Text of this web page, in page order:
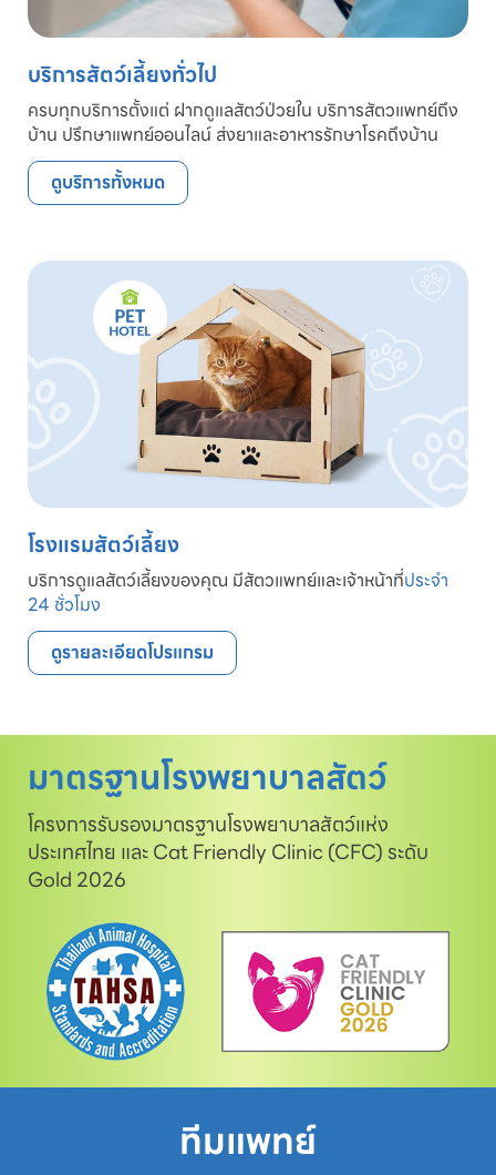
บริการสัตว์เลี้ยงทั่วไป
ครบทุกบริการตั้งแต่ ฝากดูแลสัตว์ป่วยใน บริการสัตวแพทย์ถึง
บ้าน ปรึกษาแพทย์ออนไลน์ ส่งยาและอาหารรักษาโรคถึงบ้าน
ดูบริการทั้งหมด
โรงแรมสัตว์เลี้ยง
บริการดูแลสัตว์เลี้ยงของคุณ มีสัตวแพทย์และเจ้าหน้าที่ประจำ
24 ชั่วโมง
ดูรายละเอียดโปรแกรม
มาตรฐานโรงพยาบาลสัตว์
โครงการรับรองมาตรฐานโรงพยาบาลสัตว์แห่ง
ประเทศไทย และ Cat Friendly Clinic (CFC) ระดับ
Gold 2026
ทีมแพทย์